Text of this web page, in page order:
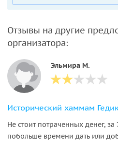
Отзывы на другие
организатора:
Эльмира М.
Исторический хаммам
Не стоит потраченных денег,
побольше времени дать или